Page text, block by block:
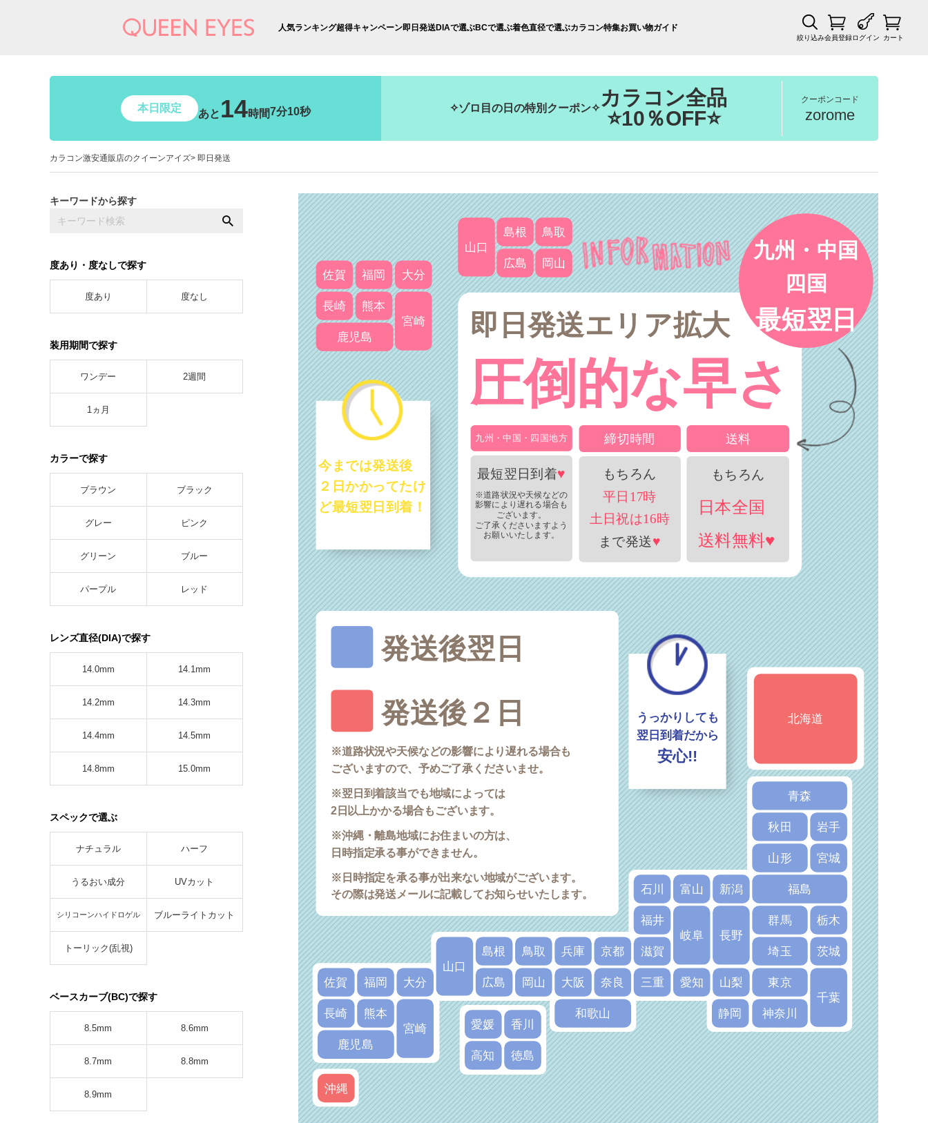
人気ランキング超得キャンペーン即日発送DIAで選ぶBCで選ぶ着色直径で選ぶカラコン特集お買い物ガイド
絞り込み会員登録ログイン カート
本日限定 あと14時間7分8秒 ✧ゾロ目の日の特別クーポン✧ カラコン全品
⭐10％OFF⭐
クーポンコード
zorome
カラコン激安通販店のクイーンアイズ 即日発送
キーワードから探す
度あり・度なしで探す
度あり 度なし
装用期間で探す
ワンデー 2週間
1ヵ月
カラーで探す
ブラウン ブラック
グレー ピンク
グリーン ブルー
パープル レッド
レンズ直径(DIA)で探す
14.0mm 14.1mm
14.2mm 14.3mm
14.4mm 14.5mm
14.8mm 15.0mm
スペックで選ぶ
ナチュラル ハーフ
うるおい成分 UVカット
シリコーンハイドロゲル ブルーライトカット
トーリック(乱視)
ベースカーブ(BC)で探す
8.5mm 8.6mm
8.7mm 8.8mm
8.9mm
佐賀 福岡 大分
長崎 熊本
宮崎
鹿児島
今までは発送後
２日かかってたけ
ど最短翌日到着！
山口
島根 鳥取
広島 岡山
九州・中国
四国
最短翌日
即日発送エリア拡大
圧倒的な早さ
九州・中国・四国地方
最短翌日到着♥
※道路状況や天候などの
影響により遅れる場合も
ございます。
ご了承くださいますよう
お願いいたします。
締切時間
もちろん
平日17時
土日祝は16時
まで発送♥
送料
もちろん
日本全国
送料無料♥
発送後翌日
発送後２日
※道路状況や天候などの影響により遅れる場合も
ございますので、予めご了承くださいませ。
※翌日到着該当でも地域によっては
2日以上かかる場合もございます。
※沖縄・離島地域にお住まいの方は、
日時指定承る事ができません。
※日時指定を承る事が出来ない地域がございます。
その際は発送メールに記載してお知らせいたします。
うっかりしても
翌日到着だから
安心!!
北海道
青森
秋田 岩手
山形 宮城
福島
群馬 栃木
埼玉 茨城
東京
千葉
神奈川
石川 富山 新潟
福井
岐阜
長野
滋賀
三重 愛知 山梨
静岡
山口
島根 鳥取 兵庫 京都
広島 岡山 大阪 奈良
和歌山
愛媛
香川
高知 徳島
佐賀 福岡 大分
長崎
熊本
宮崎
鹿児島
沖縄